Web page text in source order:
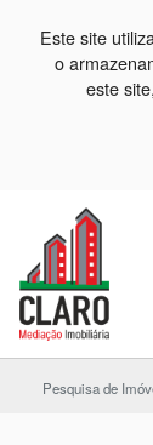
Este site
o
este
Pesquisa de